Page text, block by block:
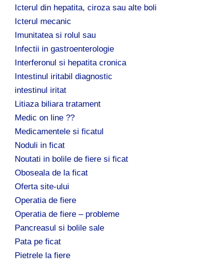
Icterul din hepatita, ciroza sau alte boli
Icterul mecanic
Imunitatea si rolul sau
Infectii in gastroenterologie
Interferonul si hepatita cronica
Intestinul iritabil diagnostic
intestinul iritat
Litiaza biliara tratament
Medic on line ??
Medicamentele si ficatul
Noduli in ficat
Noutati in bolile de fiere si ficat
Oboseala de la ficat
Oferta site-ului
Operatia de fiere
Operatia de fiere – probleme
Pancreasul si bolile sale
Pata pe ficat
Pietrele la fiere